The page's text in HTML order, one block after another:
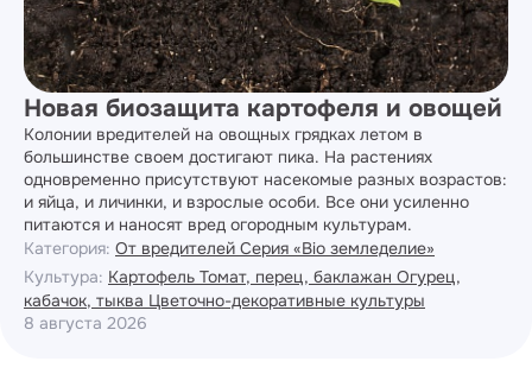
Новая биозащита картофеля и овощей
Колонии вредителей на овощных грядках летом в
большинстве своем достигают пика. На растениях
одновременно присутствуют насекомые разных возрастов:
и яйца, и личинки, и взрослые особи. Все они усиленно
питаются и наносят вред огородным культурам.
Категория: От вредителей Серия «Bio земледелие»
Культура: Картофель Томат, перец, баклажан Огурец,
кабачок, тыква Цветочно-декоративные культуры
8 августа 2026